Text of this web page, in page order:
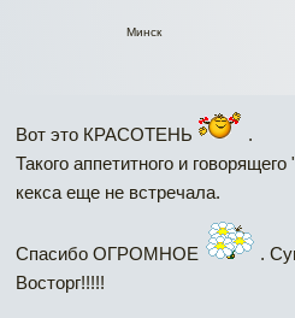
Минск
Вот это КРАСОТЕНЬ
.
Такого аппетитного и
кекса еще не встречала.
Спасибо ОГРОМНОЕ
.
Восторг!!!!!